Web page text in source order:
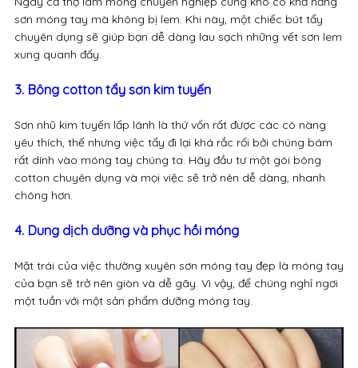
sơn móng tay mà không bị lem. Khi này, một chiếc bút tẩy
chuyên dụng sẽ giúp bạn dễ dàng lau sạch những vết sơn lem
xung quanh đấy.
3. Bông cotton tẩy sơn kim tuyến
Sơn nhũ kim tuyến lấp lánh là thứ vốn rất được các cô nàng
yêu thích, thế nhưng việc tẩy đi lại khá rắc rối bởi chúng bám
rất dính vào móng tay chúng ta. Hãy đầu tư một gói bông
cotton chuyên dụng và mọi việc sẽ trở nên dễ dàng, nhanh
chóng hơn.
4. Dung dịch dưỡng và phục hồi móng
Mặt trái của việc thường xuyên sơn móng tay đẹp là móng tay
của bạn sẽ trở nên giòn và dễ gãy. Vì vậy, để chúng nghỉ ngơi
một tuần với một sản phẩm dưỡng móng tay.